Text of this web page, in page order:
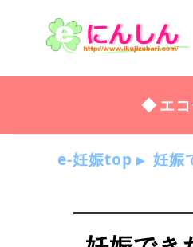
エ
e-妊娠top 妊娠